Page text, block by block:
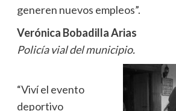
generen nuevos empleos”.
Verónica Bobadilla Arias
Policía vial del municipio.
“Viví el evento
deportivo